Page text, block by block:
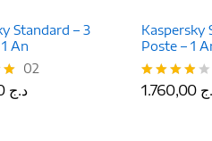
Standard – 3
An
02
د.ج
د.ج4.790,00
Kaspersky
Poste – 1
Note
1.760,00
د.ج1.760,00